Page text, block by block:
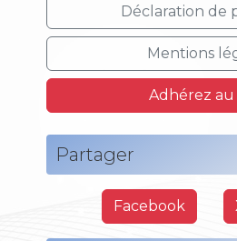
Déclaration de
Mentions
Adhérez au
Partager
Facebook